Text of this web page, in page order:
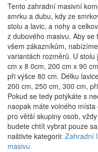
Tento zahradní masivní
smrku a dubu, kdy ze
stolu a lavic, a nohy a
z dubového masivu. Aby
všem zákazníkům,
variantách rozměrů. U
cm x 8 0cm, 200 cm x 90
při výšce 80 cm. Délku
200 cm, 250 cm, 300 cm,
Pokud se tedy potýkáte s
naopak máte volného
pro větší skupiny osob,
budete chtít vybrat pouze
naštivte kategorii: Zahradní
masivu